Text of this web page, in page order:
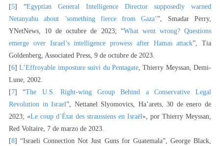
[5] “Egyptian General Intelligence Director supposedly warned
Netanyahu about ’something fierce from Gaza’”, Smadar Perry,
YNetNews, 10 de octubre de 2023; “What went wrong? Questions
emerge over Israel’s intelligence prowess after Hamas attack”, Tia
Goldenberg, Associated Press, 9 de octubre de 2023.
[6]L’Effroyable imposture suivi du Pentagate, Thierry Meyssan, Demi-
Lune, 2002.
[7] “The U.S. Right-wing Group Behind a Conservative Legal
Revolution in Israel”, Nettanel Slyomovics, Ha’arets, 30 de enero de
2023; «Le coup d’État des straussiens en Israël», por Thierry Meyssan,
Red Voltaire, 7 de marzo de 2023.
[8] “Israeli Connection Not Just Guns for Guatemala”, George Black,